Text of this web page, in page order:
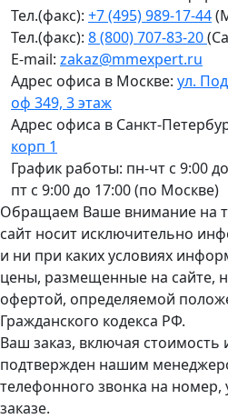
Тел.(факс): +7 (495) 989-17-44
Тел.(факс): 8 (800) 707-83-20
E-mail: zakaz@mmexpert.ru
Адрес офиса в Москве: ул.
оф 349, 3 этаж
Адрес офиса в Санкт-
корп 1
График работы: пн-чт с 9:00
пт с 9:00 до 17:00 (по Москве)
Обращаем Ваше внимание на
сайт носит исключительно
и ни при каких условиях
цены, размещенные на сайте,
офертой, определяемой
Гражданского кодекса РФ.
Ваш заказ, включая стоимость
подтвержден нашим
телефонного звонка на
заказе.